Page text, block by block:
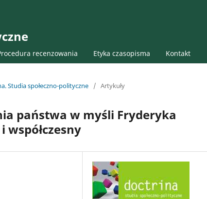
recenzowania Etyka czasopisma Kontakt
Studia społeczno-polityczne / Artykuły
państwa w myśli Fryderyka
współczesny